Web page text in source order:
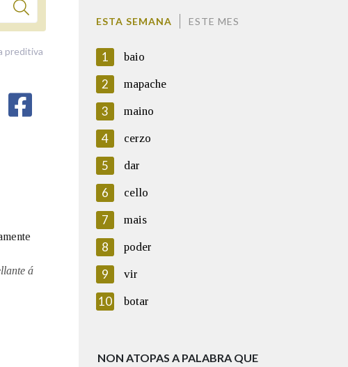
preditiva
á
ESTA SEMANA ESTE MES
1 baio
2 mapache
3 maino
4 cerzo
5 dar
6 cello
7 mais
8 poder
9 vir
10 botar
NON ATOPAS A PALABRA QUE